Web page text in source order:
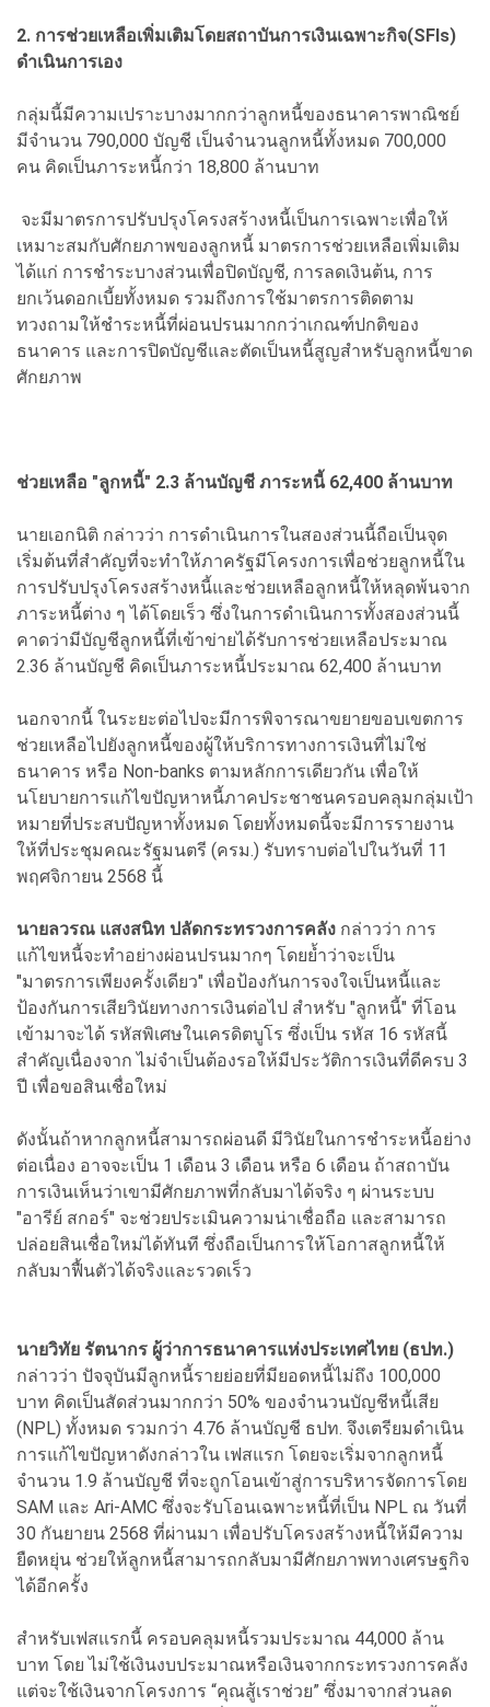
2. การช่วยเหลือเพิ่มเติมโดยสถาบันการเงินเฉพาะกิจ(SFIs)
ดำเนินการเอง
กลุ่มนี้มีความเปราะบางมากกว่าลูกหนี้ของธนาคารพาณิชย์
มีจำนวน 790,000 บัญชี เป็นจำนวนลูกหนี้ทั้งหมด 700,000
คน คิดเป็นภาระหนี้กว่า 18,800 ล้านบาท
จะมีมาตรการปรับปรุงโครงสร้างหนี้เป็นการเฉพาะเพื่อให้
เหมาะสมกับศักยภาพของลูกหนี้ มาตรการช่วยเหลือเพิ่มเติม
ได้แก่ การชำระบางส่วนเพื่อปิดบัญชี, การลดเงินต้น, การ
ยกเว้นดอกเบี้ยทั้งหมด รวมถึงการใช้มาตรการติดตาม
ทวงถามให้ชำระหนี้ที่ผ่อนปรนมากกว่าเกณฑ์ปกติของ
ธนาคาร และการปิดบัญชีและตัดเป็นหนี้สูญสำหรับลูกหนี้ขาด
ศักยภาพ
ช่วยเหลือ "ลูกหนี้" 2.3 ล้านบัญชี ภาระหนี้ 62,400 ล้านบาท
นายเอกนิติ กล่าวว่า การดำเนินการในสองส่วนนี้ถือเป็นจุด
เริ่มต้นที่สำคัญที่จะทำให้ภาครัฐมีโครงการเพื่อช่วยลูกหนี้ใน
การปรับปรุงโครงสร้างหนี้และช่วยเหลือลูกหนี้ให้หลุดพ้นจาก
ภาระหนี้ต่าง ๆ ได้โดยเร็ว ซึ่งในการดำเนินการทั้งสองส่วนนี้
คาดว่ามีบัญชีลูกหนี้ที่เข้าข่ายได้รับการช่วยเหลือประมาณ
2.36 ล้านบัญชี คิดเป็นภาระหนี้ประมาณ 62,400 ล้านบาท
นอกจากนี้ ในระยะต่อไปจะมีการพิจารณาขยายขอบเขตการ
ช่วยเหลือไปยังลูกหนี้ของผู้ให้บริการทางการเงินที่ไม่ใช่
ธนาคาร หรือ Non-banks ตามหลักการเดียวกัน เพื่อให้
นโยบายการแก้ไขปัญหาหนี้ภาคประชาชนครอบคลุมกลุ่มเป้า
หมายที่ประสบปัญหาทั้งหมด โดยทั้งหมดนี้จะมีการรายงาน
ให้ที่ประชุมคณะรัฐมนตรี (ครม.) รับทราบต่อไปในวันที่ 11
พฤศจิกายน 2568 นี้
นายลวรณ แสงสนิท ปลัดกระทรวงการคลัง กล่าวว่า การ
แก้ไขหนี้จะทำอย่างผ่อนปรนมากๆ โดยย้ำว่าจะเป็น
"มาตรการเพียงครั้งเดียว" เพื่อป้องกันการจงใจเป็นหนี้และ
ป้องกันการเสียวินัยทางการเงินต่อไป สำหรับ "ลูกหนี้" ที่โอน
เข้ามาจะได้ รหัสพิเศษในเครดิตบูโร ซึ่งเป็น รหัส 16 รหัสนี้
สำคัญเนื่องจาก ไม่จำเป็นต้องรอให้มีประวัติการเงินที่ดีครบ 3
ปี เพื่อขอสินเชื่อใหม่
ดังนั้นถ้าหากลูกหนี้สามารถผ่อนดี มีวินัยในการชำระหนี้อย่าง
ต่อเนื่อง อาจจะเป็น 1 เดือน 3 เดือน หรือ 6 เดือน ถ้าสถาบัน
การเงินเห็นว่าเขามีศักยภาพที่กลับมาได้จริง ๆ ผ่านระบบ
"อารีย์ สกอร์" จะช่วยประเมินความน่าเชื่อถือ และสามารถ
ปล่อยสินเชื่อใหม่ได้ทันที ซึ่งถือเป็นการให้โอกาสลูกหนี้ให้
กลับมาฟื้นตัวได้จริงและรวดเร็ว
นายวิทัย รัตนากร ผู้ว่าการธนาคารแห่งประเทศไทย (ธปท.)
กล่าวว่า ปัจจุบันมีลูกหนี้รายย่อยที่มียอดหนี้ไม่ถึง 100,000
บาท คิดเป็นสัดส่วนมากกว่า 50% ของจำนวนบัญชีหนี้เสีย
(NPL) ทั้งหมด รวมกว่า 4.76 ล้านบัญชี ธปท. จึงเตรียมดำเนิน
การแก้ไขปัญหาดังกล่าวใน เฟสแรก โดยจะเริ่มจากลูกหนี้
จำนวน 1.9 ล้านบัญชี ที่จะถูกโอนเข้าสู่การบริหารจัดการโดย
SAM และ Ari-AMC ซึ่งจะรับโอนเฉพาะหนี้ที่เป็น NPL ณ วันที่
30 กันยายน 2568 ที่ผ่านมา เพื่อปรับโครงสร้างหนี้ให้มีความ
ยืดหยุ่น ช่วยให้ลูกหนี้สามารถกลับมามีศักยภาพทางเศรษฐกิจ
ได้อีกครั้ง
สำหรับเฟสแรกนี้ ครอบคลุมหนี้รวมประมาณ 44,000 ล้าน
บาท โดย ไม่ใช้เงินงบประมาณหรือเงินจากกระทรวงการคลัง
แต่จะใช้เงินจากโครงการ “คุณสู้เราช่วย” ซึ่งมาจากส่วนลด